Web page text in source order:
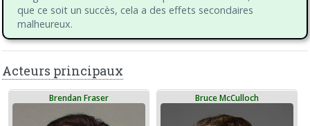
que ce soit un succès, cela a des effets secondaires
malheureux.
Acteurs principaux
Brendan Fraser Bruce McCulloch